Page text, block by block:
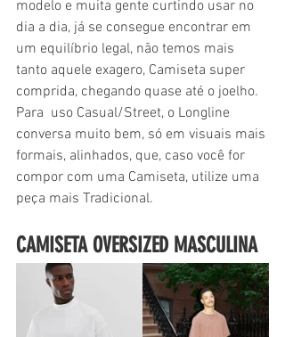
modelo e muita gente curtindo usar no
dia a dia, já se consegue encontrar em
um equilíbrio legal, não temos mais
tanto aquele exagero, Camiseta super
comprida, chegando quase até o joelho.
Para  uso Casual/Street, o Longline
conversa muito bem, só em visuais mais
formais, alinhados, que, caso você for
compor com uma Camiseta, utilize uma
peça mais Tradicional.
CAMISETA OVERSIZED MASCULINA